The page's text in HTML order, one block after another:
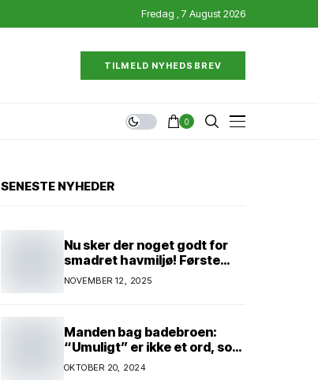
Fredag , 7 August 2026
TILMELD NYHEDSBREV
0
SENESTE NYHEDER
Nu sker der noget godt for
smadret havmiljø! Første
konkrete projekt!
Genopretning af natur i
kroner!
NOVEMBER 12, 2025
Manden bag badebroen:
“Umuligt” er ikke et ord, som
Kim Andersen kender
OKTOBER 20, 2024